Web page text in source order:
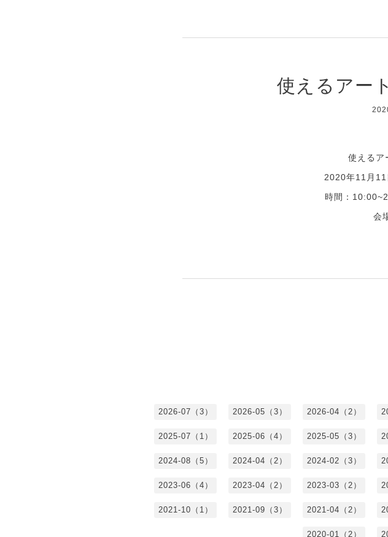
使えるアー
使えるア
2020年11月11
時間：
会
2026-07（3） 2026-05（3） 2026-04（2）
2025-07（1） 2025-06（4） 2025-05（3）
2024-08（5） 2024-04（2） 2024-02（3）
2023-06（4） 2023-04（2） 2023-03（2）
2021-10（1） 2021-09（3） 2021-04（2）
2020-01（2）